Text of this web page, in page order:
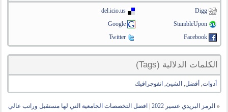
Digg
del.icio.us
StumbleUpon
Google
Facebook
Twitter
الكلمات الدلالية (Tags)
أدوات, أفضل, الشيئ, انفوجرافيك
« الرمز البريدي عسير 2022
افضل التخصصات الجامعية التي لها مستقبل وراتب عالي